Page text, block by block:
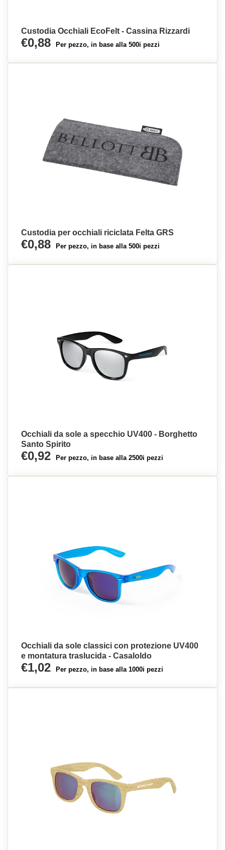
Custodia Occhiali EcoFelt - Cassina Rizzardi
€0,88 Per pezzo, in base alla 500i pezzi
Custodia per occhiali riciclata Felta GRS
€0,88 Per pezzo, in base alla 500i pezzi
Occhiali da sole a specchio UV400 - Borghetto
Santo Spirito
€0,92 Per pezzo, in base alla 2500i pezzi
Occhiali da sole classici con protezione UV400
e montatura traslucida - Casaloldo
€1,02 Per pezzo, in base alla 1000i pezzi